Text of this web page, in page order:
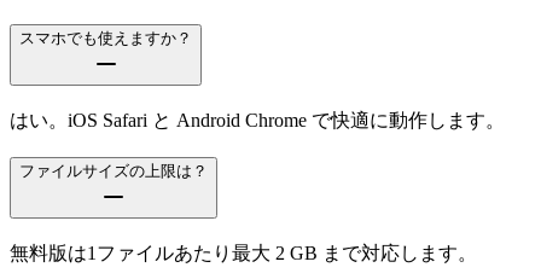
スマホでも使えますか？
はい。iOS Safari と Android Chrome で快適に動作します。
ファイルサイズの上限は？
無料版は1ファイルあたり最大 2 GB まで対応します。